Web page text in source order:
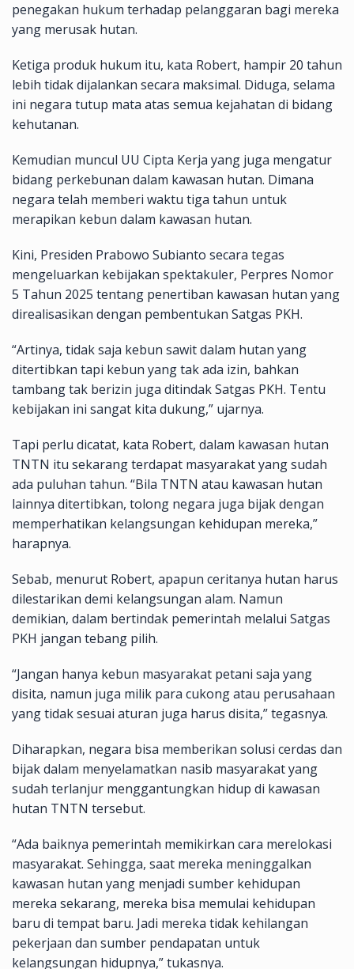
penegakan hukum terhadap pelanggaran bagi mereka
yang merusak hutan.
Ketiga produk hukum itu, kata Robert, hampir 20 tahun
lebih tidak dijalankan secara maksimal. Diduga, selama
ini negara tutup mata atas semua kejahatan di bidang
kehutanan.
Kemudian muncul UU Cipta Kerja yang juga mengatur
bidang perkebunan dalam kawasan hutan. Dimana
negara telah memberi waktu tiga tahun untuk
merapikan kebun dalam kawasan hutan.
Kini, Presiden Prabowo Subianto secara tegas
mengeluarkan kebijakan spektakuler, Perpres Nomor
5 Tahun 2025 tentang penertiban kawasan hutan yang
direalisasikan dengan pembentukan Satgas PKH.
“Artinya, tidak saja kebun sawit dalam hutan yang
ditertibkan tapi kebun yang tak ada izin, bahkan
tambang tak berizin juga ditindak Satgas PKH. Tentu
kebijakan ini sangat kita dukung,” ujarnya.
Tapi perlu dicatat, kata Robert, dalam kawasan hutan
TNTN itu sekarang terdapat masyarakat yang sudah
ada puluhan tahun. “Bila TNTN atau kawasan hutan
lainnya ditertibkan, tolong negara juga bijak dengan
memperhatikan kelangsungan kehidupan mereka,”
harapnya.
Sebab, menurut Robert, apapun ceritanya hutan harus
dilestarikan demi kelangsungan alam. Namun
demikian, dalam bertindak pemerintah melalui Satgas
PKH jangan tebang pilih.
“Jangan hanya kebun masyarakat petani saja yang
disita, namun juga milik para cukong atau perusahaan
yang tidak sesuai aturan juga harus disita,” tegasnya.
Diharapkan, negara bisa memberikan solusi cerdas dan
bijak dalam menyelamatkan nasib masyarakat yang
sudah terlanjur menggantungkan hidup di kawasan
hutan TNTN tersebut.
“Ada baiknya pemerintah memikirkan cara merelokasi
masyarakat. Sehingga, saat mereka meninggalkan
kawasan hutan yang menjadi sumber kehidupan
mereka sekarang, mereka bisa memulai kehidupan
baru di tempat baru. Jadi mereka tidak kehilangan
pekerjaan dan sumber pendapatan untuk
kelangsungan hidupnya,” tukasnya.